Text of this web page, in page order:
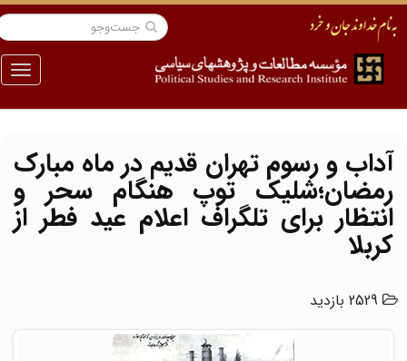
منو
آداب و رسوم تهران قدیم در ماه مبارک
رمضان؛شلیک توپ هنگام سحر و
انتظار برای تلگراف اعلام عید فطر از
کربلا
2529 بازدید